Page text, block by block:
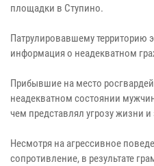
площадки в Ступино.
Патрулировавшему территорию
информация о неадекватном
Прибывшие на место
неадекватном состоянии
чем представлял угрозу жизни
Несмотря на агрессивное
сопротивление, в результате